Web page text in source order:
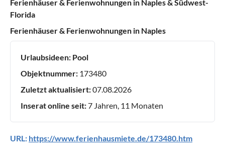
Ferienhäuser & Ferienwohnungen in Naples & Südwest-
Florida
Ferienhäuser & Ferienwohnungen in Naples
Urlaubsideen: Pool
Objektnummer: 173480
Zuletzt aktualisiert:07.08.2026
Inserat online seit:7 Jahren, 11 Monaten
URL: https://www.ferienhausmiete.de/173480.htm